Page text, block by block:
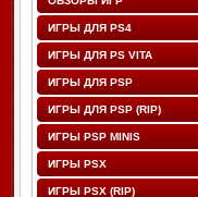
ИГРЫ ДЛЯ PS4
ИГРЫ ДЛЯ PS VITA
ИГРЫ ДЛЯ PSP
ИГРЫ ДЛЯ PSP (RIP)
ИГРЫ PSP MINIS
ИГРЫ PSX
ИГРЫ PSX (RIP)